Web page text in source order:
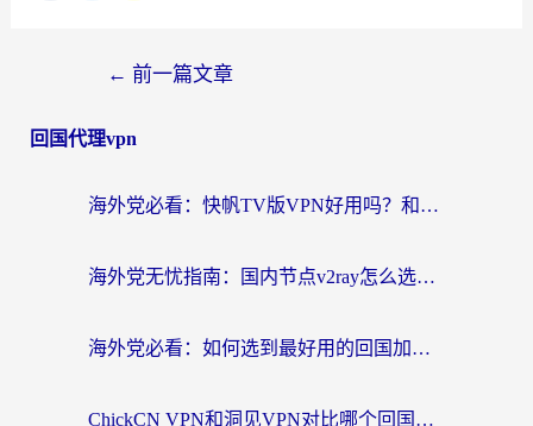
← 前一篇文章
回国代理vpn
海外党必看：快帆TV版VPN好用吗？和快游VPN对比哪个回国效果更好？附实用避坑指南
海外党无忧指南：国内节点v2ray怎么选？一键回国VPN+多场景实测帮你避坑
海外党必看：如何选到最好用的回国加速器？从节点到售后的全维度指南
ChickCN VPN和洞见VPN对比哪个回国效果更好？海外党亲测3款加速器+避坑指南